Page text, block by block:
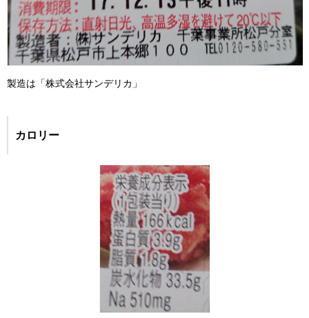
製造は「株式会社サンデリカ」
カロリー